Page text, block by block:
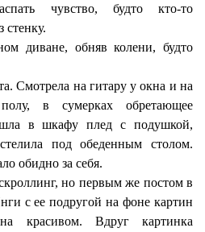
чувство, будто кто-то
стенку.
диване, обняв колени, будто
Смотрела на гитару у окна и на
в сумерках обретающее
в шкафу плед с подушкой,
под обеденным столом.
обидно за себя.
но первым же постом в
с ее подругой на фоне картин
красивом. Вдруг картинка